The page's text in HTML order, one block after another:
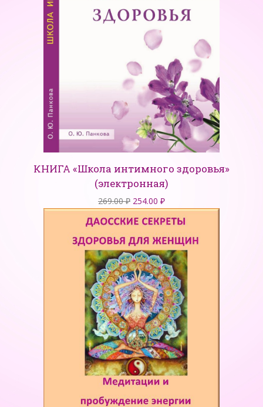
КНИГА «Школа интимного здоровья»
(электронная)
269.00₽ Первоначальная
цена
269.00 ₽.
254.00 ₽Текущая
цена:
254.00 ₽.